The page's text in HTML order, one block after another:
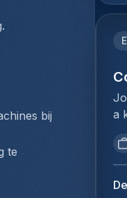
bij
te
a